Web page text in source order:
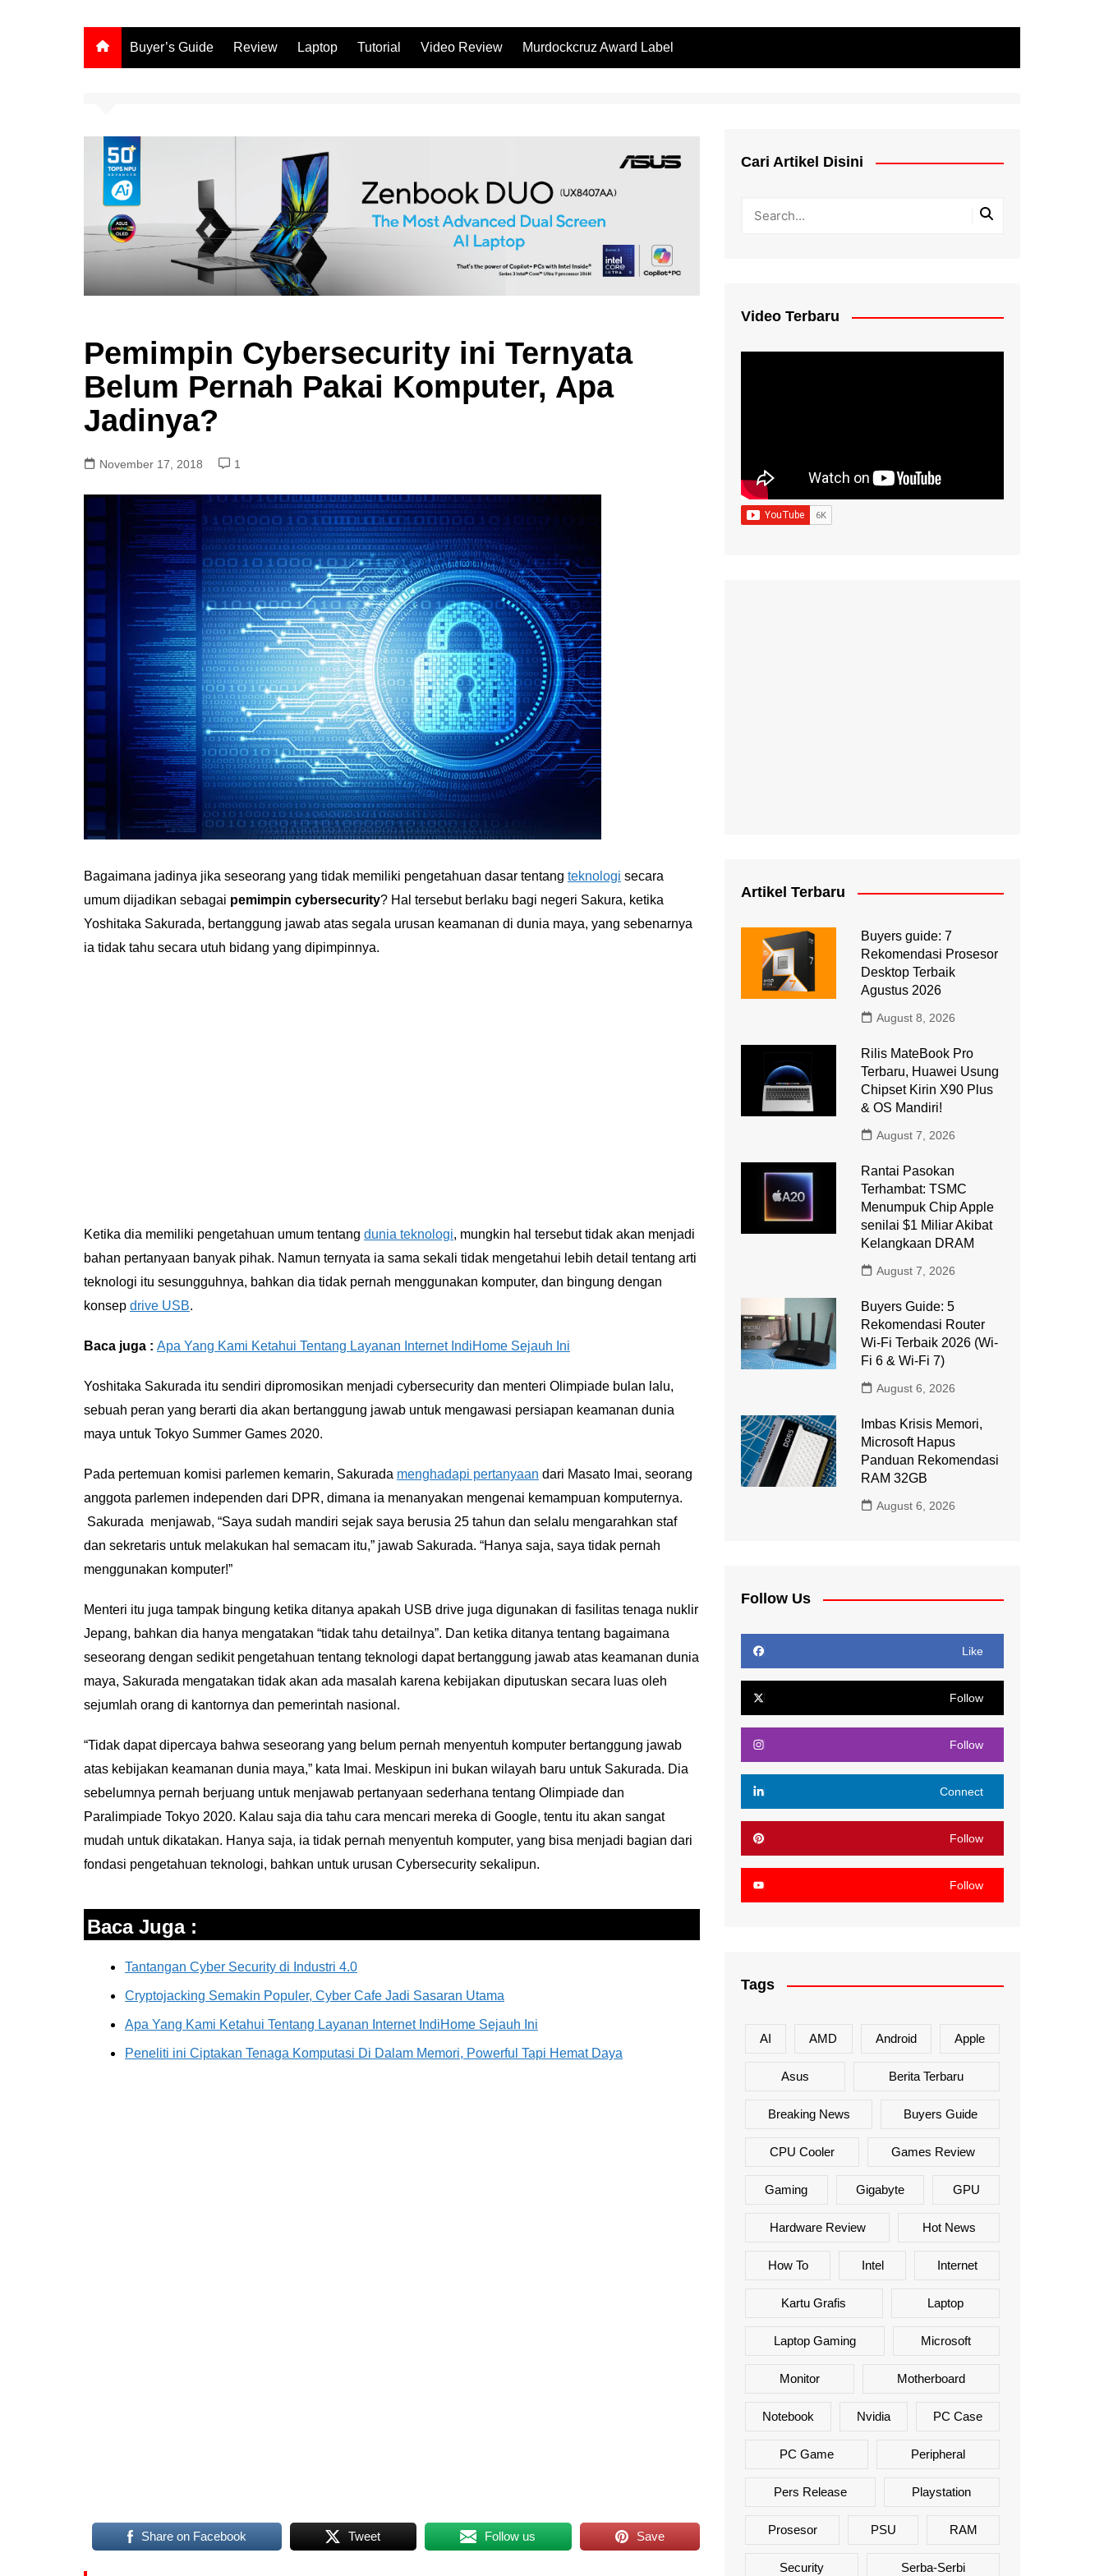
Buyer’s Guide Review Laptop Tutorial Video Review Murdockcruz Award Label
Pemimpin Cybersecurity ini Ternyata
Belum Pernah Pakai Komputer, Apa
Jadinya?
November 17, 2018 1
Bagaimana jadinya jika seseorang yang tidak memiliki pengetahuan dasar tentang teknologi secara
umum dijadikan sebagai pemimpin cybersecurity? Hal tersebut berlaku bagi negeri Sakura, ketika
Yoshitaka Sakurada, bertanggung jawab atas segala urusan keamanan di dunia maya, yang sebenarnya
ia tidak tahu secara utuh bidang yang dipimpinnya.
Ketika dia memiliki pengetahuan umum tentang dunia teknologi, mungkin hal tersebut tidak akan menjadi
bahan pertanyaan banyak pihak. Namun ternyata ia sama sekali tidak mengetahui lebih detail tentang arti
teknologi itu sesungguhnya, bahkan dia tidak pernah menggunakan komputer, dan bingung dengan
konsep drive USB.
Baca juga : Apa Yang Kami Ketahui Tentang Layanan Internet IndiHome Sejauh Ini
Yoshitaka Sakurada itu sendiri dipromosikan menjadi cybersecurity dan menteri Olimpiade bulan lalu,
sebuah peran yang berarti dia akan bertanggung jawab untuk mengawasi persiapan keamanan dunia
maya untuk Tokyo Summer Games 2020.
Pada pertemuan komisi parlemen kemarin, Sakurada menghadapi pertanyaan dari Masato Imai, seorang
anggota parlemen independen dari DPR, dimana ia menanyakan mengenai kemampuan komputernya.
Sakurada menjawab, “Saya sudah mandiri sejak saya berusia 25 tahun dan selalu mengarahkan staf
dan sekretaris untuk melakukan hal semacam itu,” jawab Sakurada. “Hanya saja, saya tidak pernah
menggunakan komputer!”
Menteri itu juga tampak bingung ketika ditanya apakah USB drive juga digunakan di fasilitas tenaga nuklir
Jepang, bahkan dia hanya mengatakan “tidak tahu detailnya”. Dan ketika ditanya tentang bagaimana
seseorang dengan sedikit pengetahuan tentang teknologi dapat bertanggung jawab atas keamanan dunia
maya, Sakurada mengatakan tidak akan ada masalah karena kebijakan diputuskan secara luas oleh
sejumlah orang di kantornya dan pemerintah nasional.
“Tidak dapat dipercaya bahwa seseorang yang belum pernah menyentuh komputer bertanggung jawab
atas kebijakan keamanan dunia maya,” kata Imai. Meskipun ini bukan wilayah baru untuk Sakurada. Dia
sebelumnya pernah berjuang untuk menjawab pertanyaan sederhana tentang Olimpiade dan
Paralimpiade Tokyo 2020. Kalau saja dia tahu cara mencari mereka di Google, tentu itu akan sangat
mudah untuk dikatakan. Hanya saja, ia tidak pernah menyentuh komputer, yang bisa menjadi bagian dari
fondasi pengetahuan teknologi, bahkan untuk urusan Cybersecurity sekalipun.
Baca Juga :
Tantangan Cyber Security di Industri 4.0
Cryptojacking Semakin Populer, Cyber Cafe Jadi Sasaran Utama
Apa Yang Kami Ketahui Tentang Layanan Internet IndiHome Sejauh Ini
Peneliti ini Ciptakan Tenaga Komputasi Di Dalam Memori, Powerful Tapi Hemat Daya
Share on Facebook Tweet Follow us Save
Cari Artikel Disini
Video Terbaru
Artikel Terbaru
Buyers guide: 7
Rekomendasi Prosesor
Desktop Terbaik
Agustus 2026
August 8, 2026
Rilis MateBook Pro
Terbaru, Huawei Usung
Chipset Kirin X90 Plus
& OS Mandiri!
August 7, 2026
Rantai Pasokan
Terhambat: TSMC
Menumpuk Chip Apple
senilai $1 Miliar Akibat
Kelangkaan DRAM
August 7, 2026
Buyers Guide: 5
Rekomendasi Router
Wi-Fi Terbaik 2026 (Wi-
Fi 6 & Wi-Fi 7)
August 6, 2026
Imbas Krisis Memori,
Microsoft Hapus
Panduan Rekomendasi
RAM 32GB
August 6, 2026
Follow Us
Like
Follow
Follow
Connect
Follow
Follow
Tags
AI AMD Android Apple
Asus Berita Terbaru
Breaking News Buyers Guide
CPU Cooler Games Review
Gaming Gigabyte GPU
Hardware Review Hot News
How To Intel Internet
Kartu Grafis Laptop
Laptop Gaming Microsoft
Monitor Motherboard
Notebook Nvidia PC Case
PC Game Peripheral
Pers Release Playstation
Prosesor PSU RAM
Security Serba-Serbi